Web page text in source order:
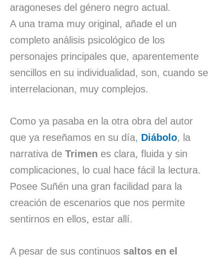
aragoneses del género negro actual.
A una trama muy original, añade el un
completo análisis psicológico de los
personajes principales que, aparentemente
sencillos en su individualidad, son, cuando se
interrelacionan, muy complejos.
Como ya pasaba en la otra obra del autor
que ya reseñamos en su día, Diábolo, la
narrativa de Trimen es clara, fluida y sin
complicaciones, lo cual hace fácil la lectura.
Posee Suñén una gran facilidad para la
creación de escenarios que nos permite
sentirnos en ellos, estar allí.
A pesar de sus continuos saltos en el